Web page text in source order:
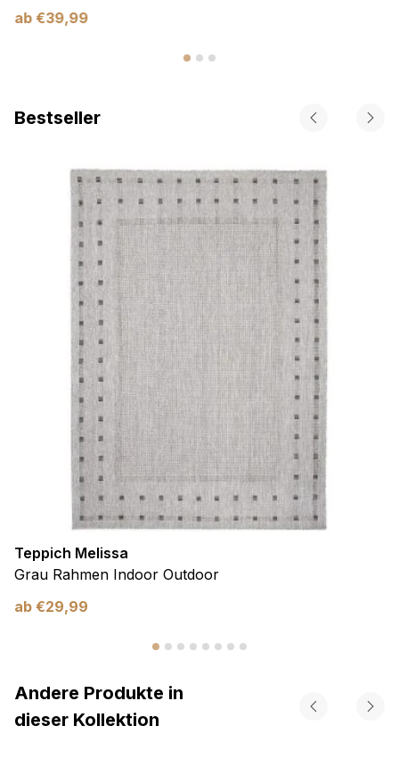
ab €39,99
Bestseller
Teppich Melissa
Grau Rahmen Indoor Outdoor
ab €29,99
Andere Produkte in
dieser Kollektion